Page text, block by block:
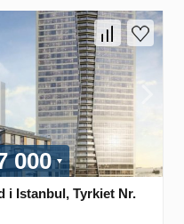
000
i Istanbul, Tyrkiet Nr.